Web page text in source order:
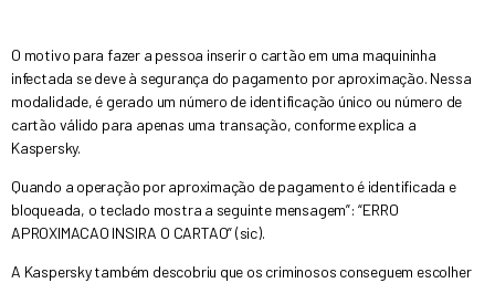
O motivo para fazer a pessoa inserir o cartão em uma maquininha
infectada se deve à segurança do pagamento por aproximação. Nessa
modalidade, é gerado um número de identificação único ou número de
cartão válido para apenas uma transação, conforme explica a
Kaspersky.
Quando a operação por aproximação de pagamento é identificada e
bloqueada, o teclado mostra a seguinte mensagem”: “ERRO
APROXIMACAO INSIRA O CARTAO” (sic).
A Kaspersky também descobriu que os criminosos conseguem escolher